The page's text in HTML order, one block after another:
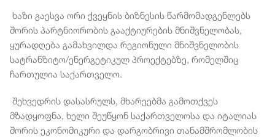
ხაზი გაესვა ორი ქვეყნის ბიზნესის წარმომადგენლებს
შორის პარტნიორობის გააქტიურების მნიშვნელობას,
ყურადღება გამახვილდა რეგიონული მნიშვნელობის
სატრანზიტო/ენერგეტიკულ პროექტებზე, რომელშიც
ჩართულია საქართველო.
შეხვედრის დასასრულს, მხარეებმა გამოთქვეს
მზადყოფნა, ხელი შეუწყონ საქართველოსა და იტალიას
შორის ეკონომიკური და დარგობრივი თანამშრომლობის